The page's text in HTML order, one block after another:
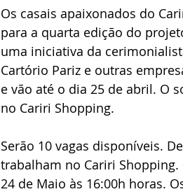
Os casais apaixonados do
para a quarta edição do
uma iniciativa da
Cartório Pariz e outras
e vão até o dia 25 de abril. O
no Cariri Shopping.
Serão 10 vagas disponíveis.
trabalham no Cariri
24 de Maio às 16:00h horas.